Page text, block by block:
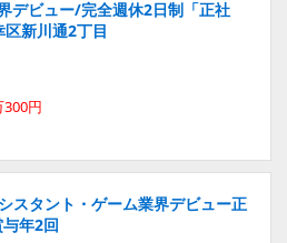
デビュー/完全週休2日制「正社
新川通2丁目
300円
スタント・ゲーム業界デビュー正
年2回